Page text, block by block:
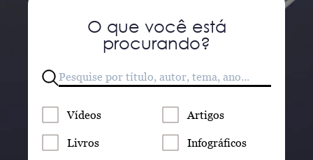
O que você está
procurando?
Vídeos Artigos
Livros Infográficos